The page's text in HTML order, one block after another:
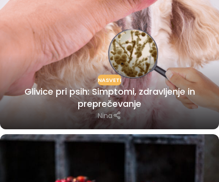
NASVETI
Glivice pri psih: Simptomi, zdravljenje in
preprečevanje
Nina